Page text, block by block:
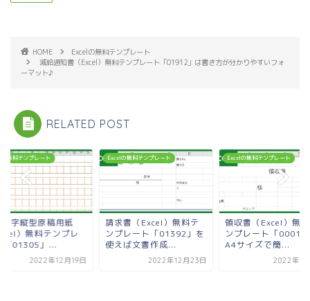
HOME
Excelの無料テンプレート
減給通知書（Excel）無料テンプレート「01912」は書き方が分かりやすいフォ
ーマット♪
RELATED POST
無料テンプレート
字縦型原稿用紙
）無料テンプレ
「01305」...
2022年12月19日
Excelの無料テンプレート
請求書（Excel）無料テ
ンプレート「01392」を
使えば文書作成...
2022年12月23日
Excelの無料テンプレート
領収書（Excel）無
ンプレート「00016
A4サイズで簡...
2022年5